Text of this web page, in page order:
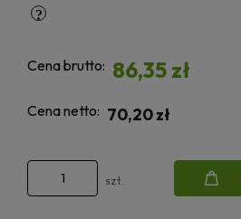
Cena brutto: 86,35 zł
Cena netto: 70,20 zł
szt.